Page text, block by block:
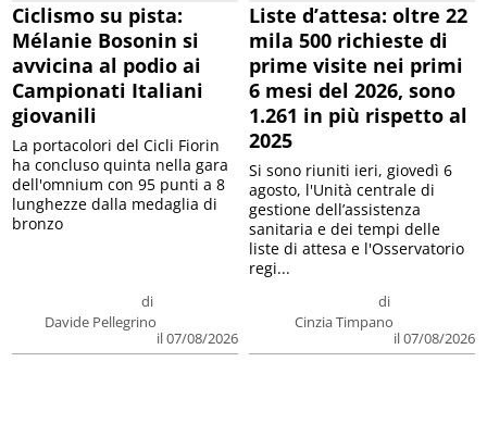
Ciclismo su pista:
Mélanie Bosonin si
avvicina al podio ai
Campionati Italiani
giovanili
di
Davide Pellegrino
il 07/08/2026
La portacolori del Cicli Fiorin
ha concluso quinta nella gara
dell'omnium con 95 punti a 8
lunghezze dalla medaglia di
bronzo
Liste d’attesa: oltre 22
mila 500 richieste di
prime visite nei primi
6 mesi del 2026, sono
1.261 in più rispetto al
2025
di
Cinzia Timpano
il 07/08/2026
Si sono riuniti ieri, giovedì 6
agosto, l'Unità centrale di
gestione dell’assistenza
sanitaria e dei tempi delle
liste di attesa e l'Osservatorio
regi...